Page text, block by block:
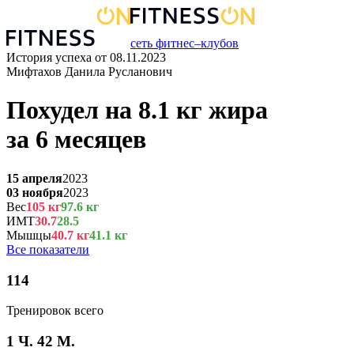
сеть фитнес–клубов
История успеха от 08.11.2023
Мифтахов Данила Русланович
Похудел на 8.1 кг жира
за 6 месяцев
15 апреля2023
03 ноября2023
Вес105 кг97.6 кг
ИМТ30.728.5
Мышцы40.7 кг41.1 кг
Все показатели
114
Тренировок всего
1 Ч. 42 М.